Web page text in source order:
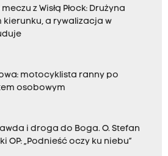
z Wisłą Płock: Drużyna
kierunku, a rywalizacja w
motocyklista ranny po
osobowym
i droga do Boga. O. Stefan
OP: „Podnieść oczy ku niebu”